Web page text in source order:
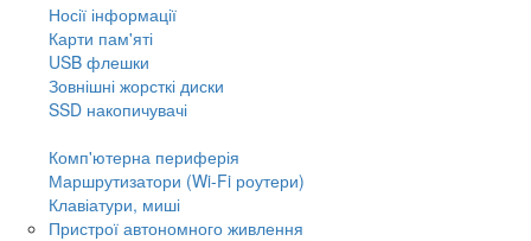
Носії інформації
Карти пам'яті
USB флешки
Зовнішні жорсткі диски
SSD накопичувачі
Комп'ютерна периферія
Маршрутизатори (Wi-Fi роутери)
Клавіатури, миші
Пристрої автономного живлення